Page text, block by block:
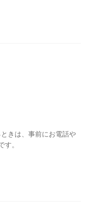
きは、事前にお電話や
。